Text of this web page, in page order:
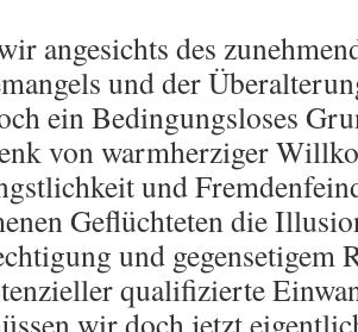
angesichts des
und der
ein Bedingungsloses
von warmherziger
und
Geflüchteten die
und gegensetigem
qualifizierte
wir doch jetzt